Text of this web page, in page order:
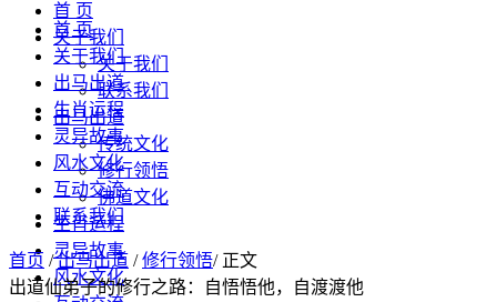
首 页
关于我们
关于我们
联系我们
出马出道
传统文化
修行领悟
佛道文化
生肖运程
灵异故事
风水文化
首 页
关于我们
出马出道
生肖运程
灵异故事
风水文化
互动交流
联系我们
首页 /出马出道 /修行领悟/ 正文
出道仙弟子的修行之路：自悟悟他，自渡渡他